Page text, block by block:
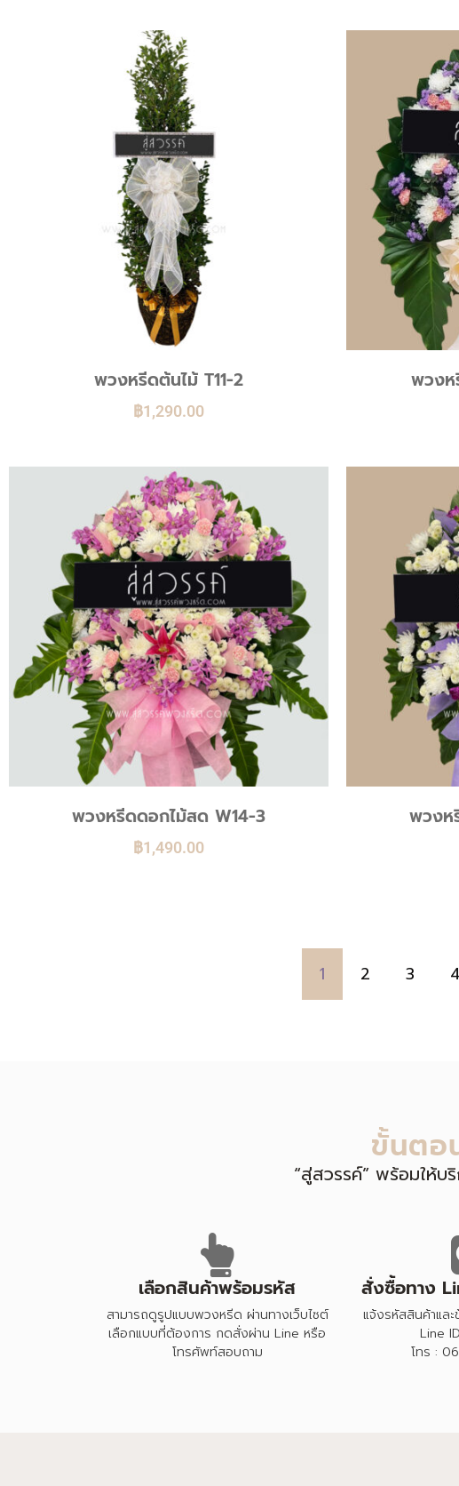
พวงหรีดต้นไม้ T11-2
฿1,290.00
พวงห
พวงหรีดดอกไม้สด W14-3
฿1,490.00
พวงห
1 2 3 4
ขั้นตอ
“สู่สวรรค์” พร้อมให้
เลือกสินค้าพร้อมรหัส
สามารถดูรูปแบบพวงหรีด ผ่านทางเว็บไซต์
เลือกแบบที่ต้องการ กดสั่งผ่าน Line หรือ
โทรศัพท์สอบถาม
สั่งซื้อทาง
แจ้งรหัสสินค้าแล
Line
โทร :